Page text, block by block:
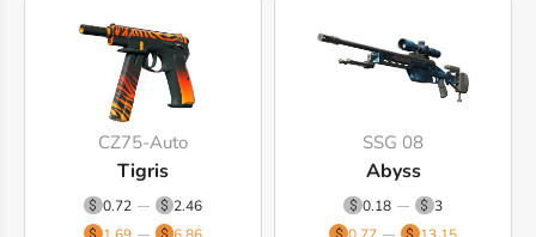
CZ75-Auto
Tigris
0.72
2.46
SSG 08
Abyss
0.18
3